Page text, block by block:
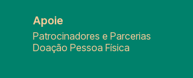
Apoie
Patrocinadores e Parcerias
Doação Pessoa Física